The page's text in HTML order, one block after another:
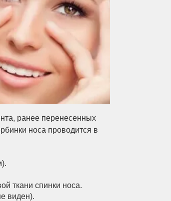
ранее перенесенных
носа проводится в
ткани спинки носа.
виден).